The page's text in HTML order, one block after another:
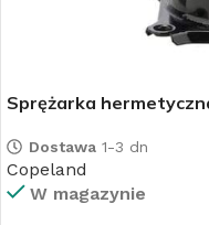
Sprężarka
Dostawa 1-3 dn
Copeland
W magazynie